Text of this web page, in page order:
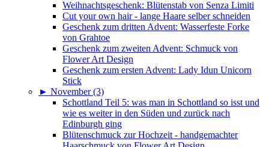
Weihnachtsgeschenk: Blütenstab von Senza Limiti
Cut your own hair - lange Haare selber schneiden
Geschenk zum dritten Advent: Wasserfeste Forke
von Grahtoe
Geschenk zum zweiten Advent: Schmuck von
Flower Art Design
Geschenk zum ersten Advent: Lady Idun Unicorn
Stick
► November (3)
Schottland Teil 5: was man in Schottland so isst und
wie es weiter in den Süden und zurück nach
Edinburgh ging
Blütenschmuck zur Hochzeit - handgemachter